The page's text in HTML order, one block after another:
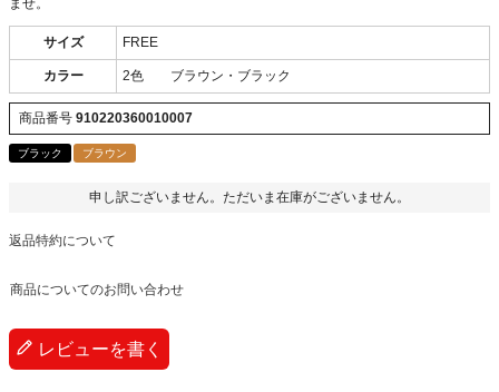
サイズ FREE
カラー 2色 ブラウン・ブラック
商品番号 910220360010007
ブラック ブラウン
申し訳ございません。ただいま在庫がございません。
返品特約について
商品についてのお問い合わせ
レビューを書く